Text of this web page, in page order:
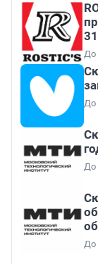
До
До
До
До